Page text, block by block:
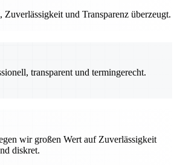
und Transparenz überzeugt.
transparent und termingerecht.
wir großen Wert auf Zuverlässigkeit
diskret.